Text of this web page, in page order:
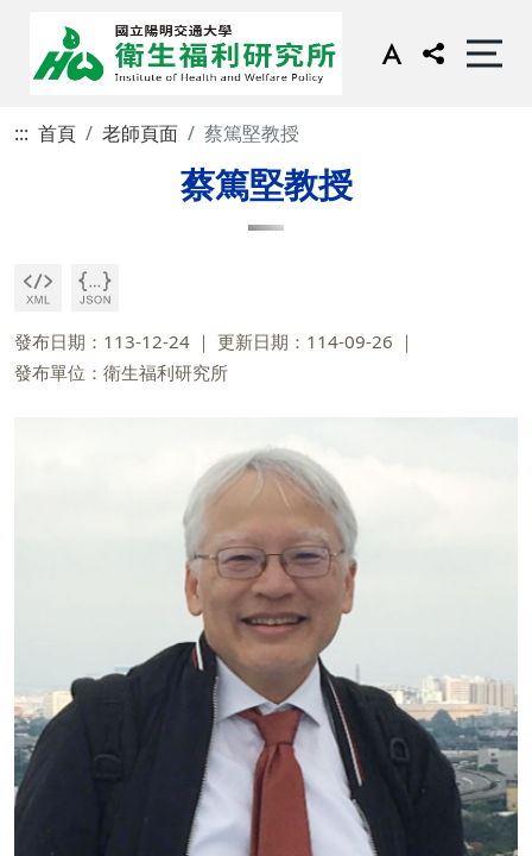
::: 首頁 老師頁面 蔡篤堅教授
蔡篤堅教授
發布日期：113-12-24
更新日期：114-09-26
發布單位：衛生福利研究所